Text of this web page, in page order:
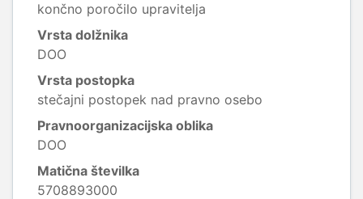
končno poročilo upravitelja
Vrsta dolžnika
DOO
Vrsta postopka
stečajni postopek nad pravno osebo
Pravnoorganizacijska oblika
DOO
Matična številka
5708893000